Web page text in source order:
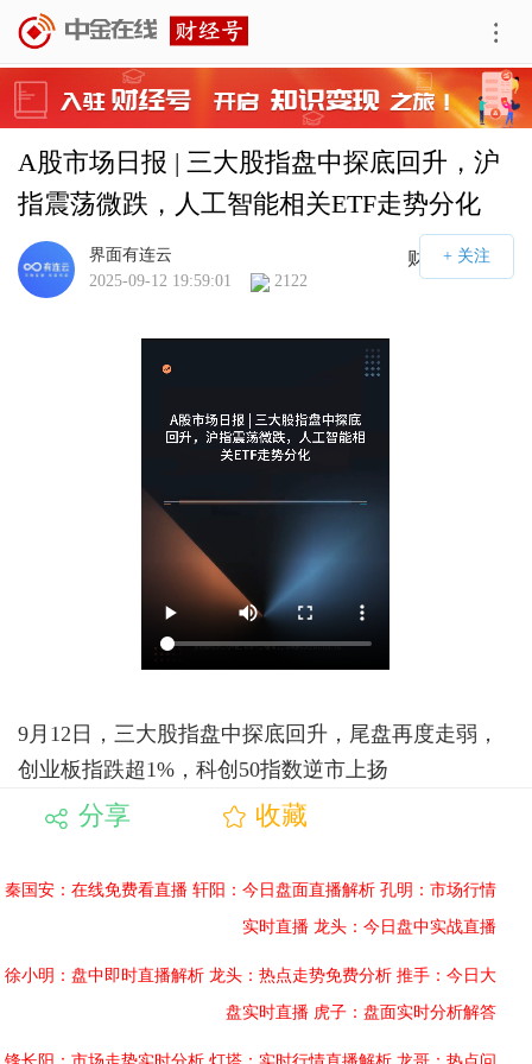
A股市场日报 | 三大股指盘中探底回升，沪
指震荡微跌，人工智能相关ETF走势分化
财经号APP
界面有连云
2025-09-12 19:59:01
2122
9月12日，三大股指盘中探底回升，尾盘再度走弱，
创业板指跌超1%，科创50指数逆市上扬
分享 收藏
秦国安：在线免费看直播 轩阳：今日盘面直播解析 孔明：市场行情
实时直播 龙头：今日盘中实战直播
徐小明：盘中即时直播解析 龙头：热点走势免费分析 推手：今日大
盘实时直播 虎子：盘面实时分析解答